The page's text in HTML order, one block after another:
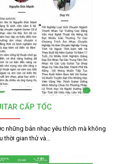
CẤP TỐC
những bản nhạc yêu thích mà không
thời gian thử và…